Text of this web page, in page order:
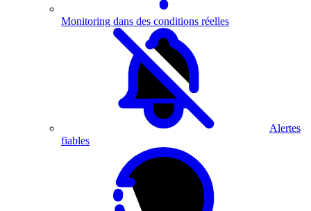
Monitoring dans des conditions réelles
Alertes
fiables